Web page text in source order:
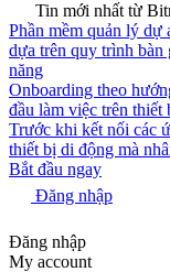
Tin mới nhất từ
Phần mềm quản lý dự
dựa trên quy trình
năng
Onboarding theo
đầu làm việc trên thiết
Trước khi kết nối các
thiết bị di động mà
Bắt đầu ngay
Đăng nhập
Đăng nhập
My account